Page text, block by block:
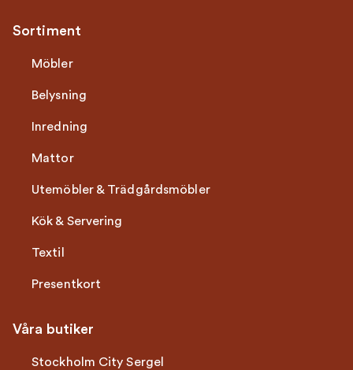
Sortiment
Möbler
Belysning
Inredning
Mattor
Utemöbler & Trädgårdsmöbler
Kök & Servering
Textil
Presentkort
Våra butiker
Stockholm City Sergel